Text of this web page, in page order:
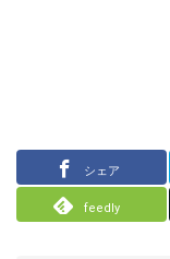
シェア
feedly